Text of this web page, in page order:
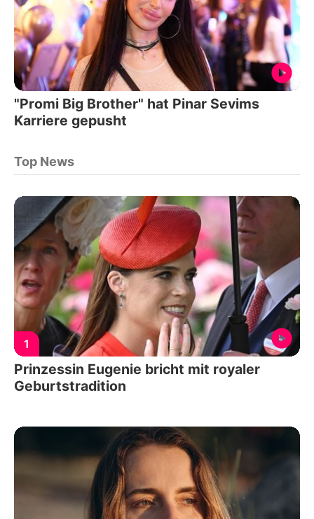
"Promi Big Brother" hat Pinar Sevims
Karriere gepusht
Top News
1
Prinzessin Eugenie bricht mit royaler
Geburtstradition